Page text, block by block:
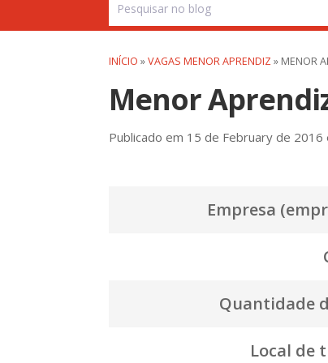
INÍCIO »VAGAS MENOR APRENDIZ» MENOR
Menor
Publicado em 15 de February de
Empresa
Quantidade
Local de